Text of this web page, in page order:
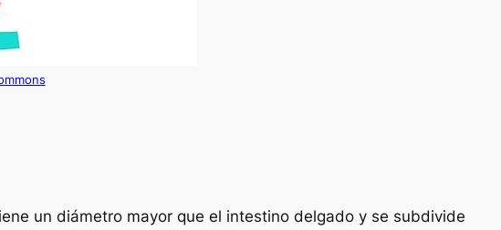
un diámetro mayor que el intestino delgado y se subdivide